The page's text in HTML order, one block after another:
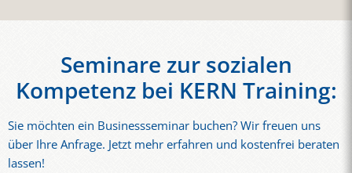
Seminare zur sozialen
Kompetenz bei KERN Training:
Sie möchten ein Businessseminar buchen? Wir freuen uns
über Ihre Anfrage. Jetzt mehr erfahren und kostenfrei beraten
lassen!